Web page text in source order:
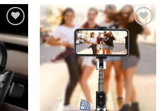
Add to
wishlist
Add to
wishlist